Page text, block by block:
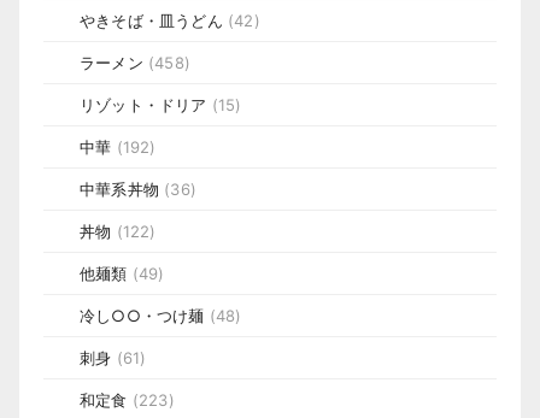
やきそば・皿うどん (42)
ラーメン (458)
リゾット・ドリア (15)
中華 (192)
中華系丼物 (36)
丼物 (122)
他麺類 (49)
冷し○○・つけ麺 (48)
刺身 (61)
和定食 (223)